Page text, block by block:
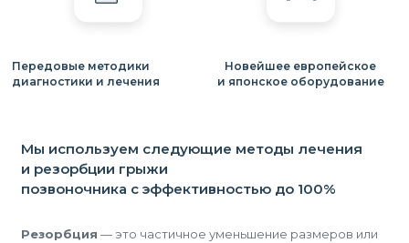
Передовые методики
диагностики и лечения
Новейшее европейское
и японское оборудование
Мы используем следующие методы лечения
и резорбции грыжи
позвоночника с эффективностью до 100%
Резорбция — это частичное уменьшение размеров или